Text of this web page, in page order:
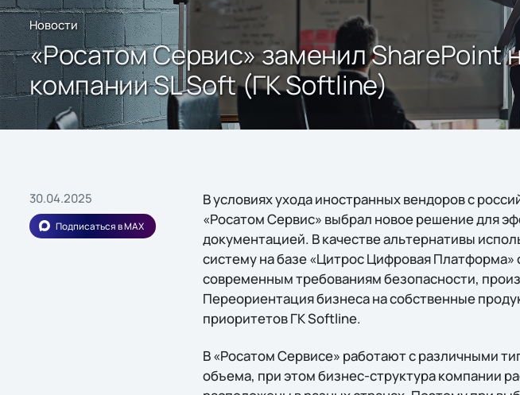
Новости
«Росатом Сервис» заменил
компании SL Soft (ГК Softline)
30.04.2025
Подписаться в MAX
В условиях ухода иностранных вендоров с
«Росатом Сервис» выбрал новое решение для
документацией. В качестве альтернативы
систему на базе «Цитрос Цифровая
современным требованиям безопасности,
Переориентация бизнеса на собственные
приоритетов ГК Softline.
В «Росатом Сервисе» работают с различными
объема, при этом бизнес-структура компании